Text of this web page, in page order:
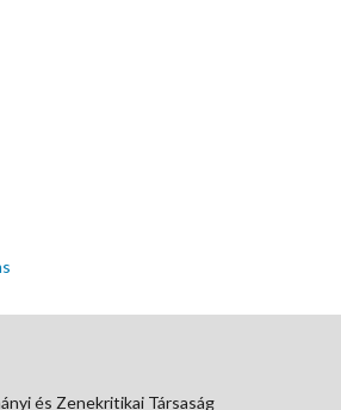
és Zenekritikai Társaság